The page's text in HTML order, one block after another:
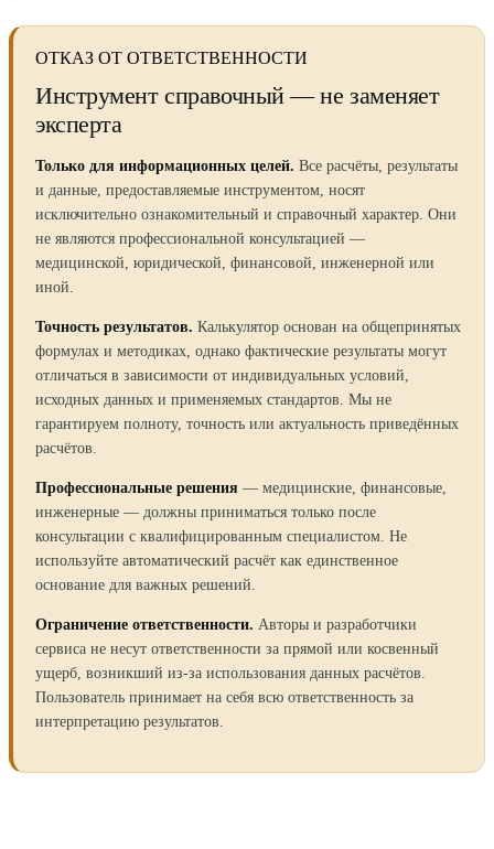
ОТКАЗ ОТ ОТВЕТСТВЕННОСТИ
Инструмент справочный — не заменяет
эксперта
Только для информационных целей. Все расчёты, результаты
и данные, предоставляемые инструментом, носят
исключительно ознакомительный и справочный характер. Они
не являются профессиональной консультацией —
медицинской, юридической, финансовой, инженерной или
иной.
Точность результатов. Калькулятор основан на общепринятых
формулах и методиках, однако фактические результаты могут
отличаться в зависимости от индивидуальных условий,
исходных данных и применяемых стандартов. Мы не
гарантируем полноту, точность или актуальность приведённых
расчётов.
Профессиональные решения — медицинские, финансовые,
инженерные — должны приниматься только после
консультации с квалифицированным специалистом. Не
используйте автоматический расчёт как единственное
основание для важных решений.
Ограничение ответственности. Авторы и разработчики
сервиса не несут ответственности за прямой или косвенный
ущерб, возникший из-за использования данных расчётов.
Пользователь принимает на себя всю ответственность за
интерпретацию результатов.